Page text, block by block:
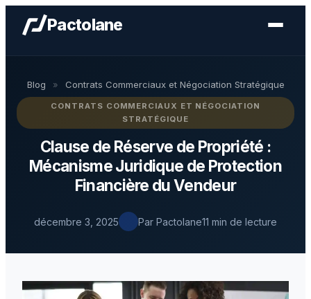
Pactolane
Blog » Contrats Commerciaux et Négociation Stratégique
CONTRATS COMMERCIAUX ET NÉGOCIATION
STRATÉGIQUE
Clause de Réserve de Propriété :
Mécanisme Juridique de Protection
Financière du Vendeur
décembre 3, 2025 Par Pactolane11 min de lecture